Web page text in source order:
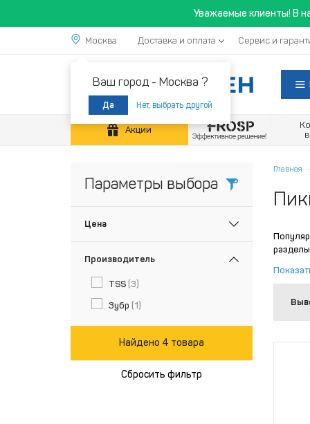
Уважаемые клиенты! В
Москва
Ваш город - Москва ?
Да Нет, выбрать другой
Доставка и оплата Сервис и
Акции
Параметры выбора
Цена
Производитель
TSS (3)
Зубр (1)
Найдено 4 товара
Сбросить фильтр
Главная